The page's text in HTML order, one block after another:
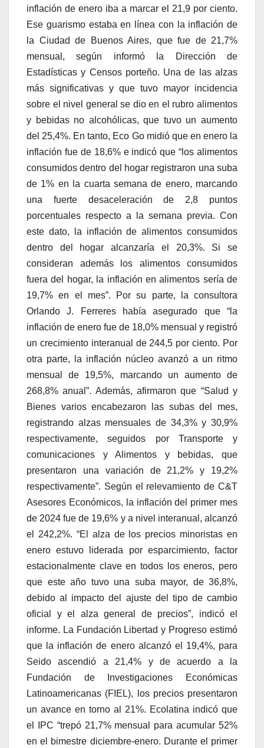
inflación de enero iba a marcar el 21,9 por ciento.
Ese guarismo estaba en línea con la inflación de
la Ciudad de Buenos Aires, que fue de 21,7%
mensual, según informó la Dirección de
Estadísticas y Censos porteño. Una de las alzas
más significativas y que tuvo mayor incidencia
sobre el nivel general se dio en el rubro alimentos
y bebidas no alcohólicas, que tuvo un aumento
del 25,4%. En tanto, Eco Go midió que en enero la
inflación fue de 18,6% e indicó que “los alimentos
consumidos dentro del hogar registraron una suba
de 1% en la cuarta semana de enero, marcando
una fuerte desaceleración de 2,8 puntos
porcentuales respecto a la semana previa. Con
este dato, la inflación de alimentos consumidos
dentro del hogar alcanzaría el 20,3%. Si se
consideran además los alimentos consumidos
fuera del hogar, la inflación en alimentos sería de
19,7% en el mes”. Por su parte, la consultora
Orlando J. Ferreres había asegurado que “la
inflación de enero fue de 18,0% mensual y registró
un crecimiento interanual de 244,5 por ciento. Por
otra parte, la inflación núcleo avanzó a un ritmo
mensual de 19,5%, marcando un aumento de
268,8% anual”. Además, afirmaron que “Salud y
Bienes varios encabezaron las subas del mes,
registrando alzas mensuales de 34,3% y 30,9%
respectivamente, seguidos por Transporte y
comunicaciones y Alimentos y bebidas, que
presentaron una variación de 21,2% y 19,2%
respectivamente”. Según el relevamiento de C&T
Asesores Económicos, la inflación del primer mes
de 2024 fue de 19,6% y a nivel interanual, alcanzó
el 242,2%. “El alza de los precios minoristas en
enero estuvo liderada por esparcimiento, factor
estacionalmente clave en todos los eneros, pero
que este año tuvo una suba mayor, de 36,8%,
debido al impacto del ajuste del tipo de cambio
oficial y el alza general de precios”, indicó el
informe. La Fundación Libertad y Progreso estimó
que la inflación de enero alcanzó el 19,4%, para
Seido ascendió a 21,4% y de acuerdo a la
Fundación de Investigaciones Económicas
Latinoamericanas (FIEL), los precios presentaron
un avance en torno al 21%. Ecolatina indicó que
el IPC “trepó 21,7% mensual para acumular 52%
en el bimestre diciembre-enero. Durante el primer